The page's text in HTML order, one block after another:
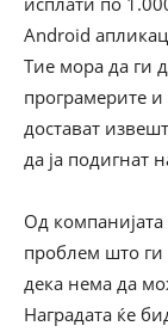
Android
Tие мора да ги
програмерите
достават
да ја подигнат
Од компанијата
проблем што ги
дека нема да
Наградата ќе